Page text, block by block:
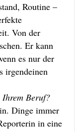
Routine –
Von der
Er kann
es nur der
irgendeinen
Ihrem Beruf?
Dinge immer
in eine